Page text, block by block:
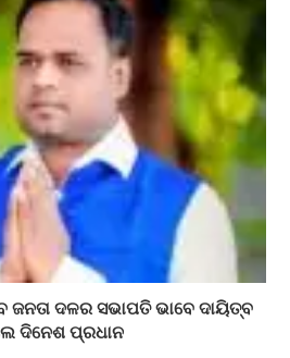
ଦଳର ସଭାପତି ଭାବେ ଦାୟିତ୍ବ
ଦିନେଶ ପ୍ରଧାନ